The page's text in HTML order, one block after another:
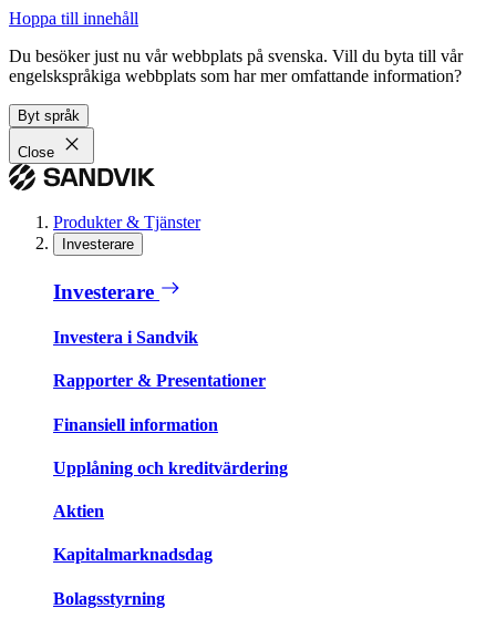
Hoppa till innehåll
Du besöker just nu vår webbplats på svenska. Vill du byta till vår
engelskspråkiga webbplats som har mer omfattande information?
Byt språk
Close
Produkter & Tjänster
Investerare
Investerare
Investera i Sandvik
Rapporter & Presentationer
Finansiell information
Upplåning och kreditvärdering
Aktien
Kapitalmarknadsdag
Bolagsstyrning